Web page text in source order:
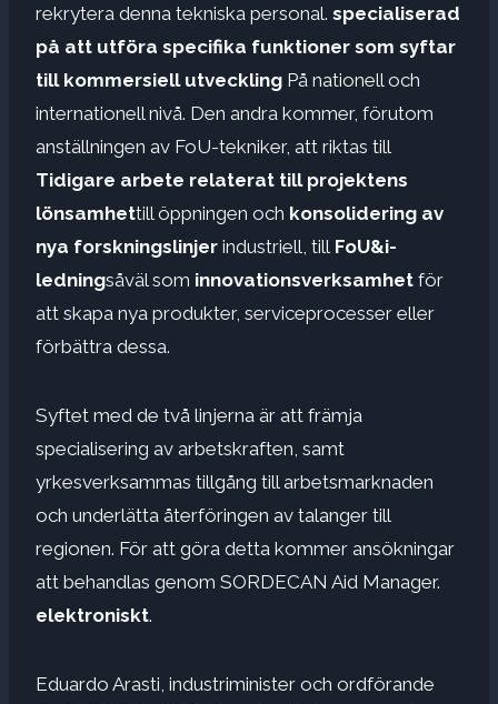
rekrytera denna tekniska personal. specialiserad
på att utföra specifika funktioner som syftar
till kommersiell utveckling På nationell och
internationell nivå. Den andra kommer, förutom
anställningen av FoU-tekniker, att riktas till
Tidigare arbete relaterat till projektens
lönsamhettill öppningen och konsolidering av
nya forskningslinjer industriell, till FoU&i-
ledningsåväl som innovationsverksamhet för
att skapa nya produkter, serviceprocesser eller
förbättra dessa.
Syftet med de två linjerna är att främja
specialisering av arbetskraften, samt
yrkesverksammas tillgång till arbetsmarknaden
och underlätta återföringen av talanger till
regionen. För att göra detta kommer ansökningar
att behandlas genom SORDECAN Aid Manager.
elektroniskt.
Eduardo Arasti, industriminister och ordförande